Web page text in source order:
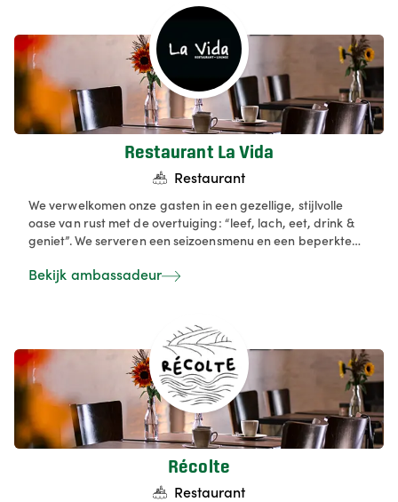
Restaurant La Vida
Restaurant
We verwelkomen onze gasten in een gezellige, stijlvolle
oase van rust met de overtuiging: “leef, lach, eet, drink &
geniet”. We serveren een seizoensmenu en een beperkte
met duurzame, streekgebonden ingrediënten. We
culinaire beleving wordt. Bij ons reserveer je eenvoudig
online of telefonisch, en we zorgen ervoor dat jouw tafel en
wensen in orde zijn voor een ontspannen avond samen.
Dat alles met een vleugje Spanje erin verwerkt.
Bekijk ambassadeur
Récolte
Restaurant